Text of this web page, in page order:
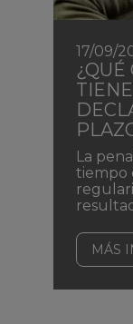
17/09/
¿QUÉ
La
tiempo
MÁS